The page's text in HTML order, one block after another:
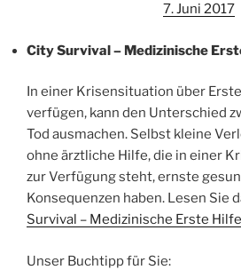
7. Juni 2017
City Survival – Medizinische
In einer Krisensituation über
verfügen, kann den Unterschied
Tod ausmachen. Selbst kleine
ohne ärztliche Hilfe, die in einer
zur Verfügung steht, ernste
Konsequenzen haben. Lesen Sie
Survival – Medizinische Erste
Unser Buchtipp für Sie: